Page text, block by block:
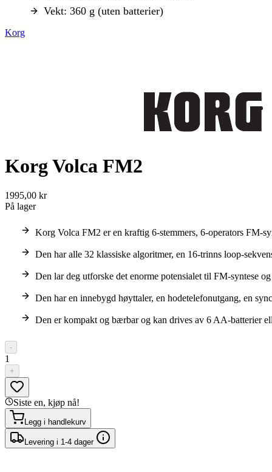
Vekt: 360 g (uten batterier)
Korg
Korg Volca FM2
1995,00 kr
På lager
Korg Volca FM2 er en kraftig 6-stemmers, 6-operators FM-
Den har alle 32 klassiske algoritmer, en 16-trinns loop-
Den lar deg utforske det enorme potensialet til FM-syntese
Den har en innebygd høyttaler, en hodetelefonutgang, en
Den er kompakt og bærbar og kan drives av 6 AA-batterier
-
1
+
Siste en, kjøp nå!
Legg i handlekurv
Levering i 1-4 dager